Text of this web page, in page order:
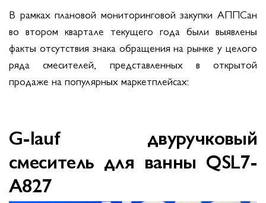
В рамках плановой мониторинговой закупки АППСан
во втором квартале текущего года были выявлены
факты отсутствия знака обращения на рынке у целого
ряда смесителей, представленных в открытой
продаже на популярных маркетплейсах:
G-lauf двуручковый
смеситель для ванны QSL7-
A827